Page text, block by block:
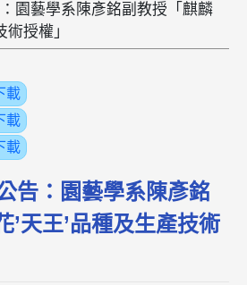
園藝學系陳彥銘副教授「麒麟
術授權」
載
載
載
告：園藝學系陳彥銘
’天王’品種及生產技術